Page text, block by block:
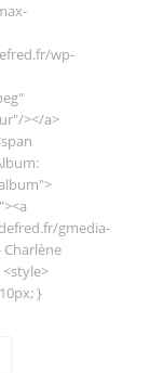
wp-
></a>
gmedia-
}